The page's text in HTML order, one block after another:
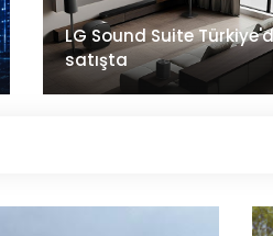
İstanbul Havalimanı'nın
ana pistinde sona doğru